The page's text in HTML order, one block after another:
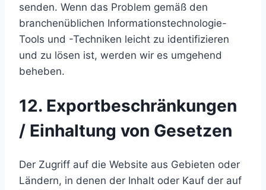
senden. Wenn das Problem gemäß den
branchenüblichen Informationstechnologie-
Tools und -Techniken leicht zu identifizieren
und zu lösen ist, werden wir es umgehend
beheben.
12. Exportbeschränkungen
/ Einhaltung von Gesetzen
Der Zugriff auf die Website aus Gebieten oder
Ländern, in denen der Inhalt oder Kauf der auf